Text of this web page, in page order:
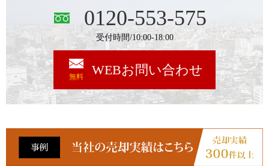
0120-553-575
受付時間/10:00-18:00
無料 WEBお問い合わせ